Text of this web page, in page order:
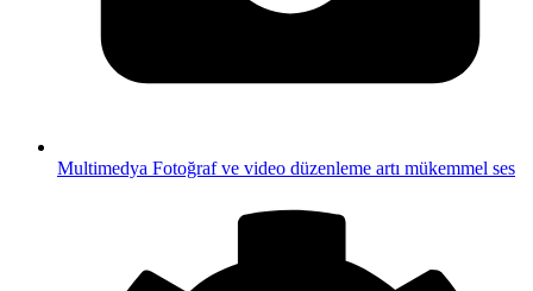
Multimedya Fotoğraf ve video düzenleme artı mükemmel ses